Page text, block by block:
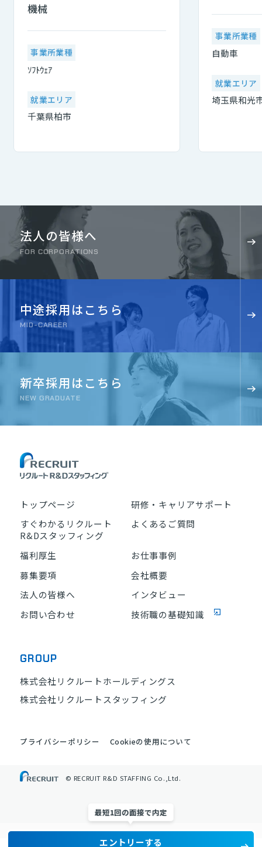
機械
事業所業種
ｿﾌﾄｳｪｱ
就業エリア
千葉県柏市
事業所業種
自動車
就業エリア
埼玉県和光
法人の皆様へ
FOR CORPORATIONS
中途採用はこちら
MID-CAREER
新卒採用はこちら
NEW GRADUATE
トップページ
研修・キャリアサポート
すぐわかるリクルート
R&Dスタッフィング
よくあるご質問
福利厚生
お仕事事例
募集要項
会社概要
法人の皆様へ
インタビュー
お問い合わせ
技術職の基礎知識
GROUP
株式会社リクルートホールディングス
株式会社リクルートスタッフィング
プライバシーポリシー Cookieの使用について
© RECRUIT R&D STAFFING Co.,Ltd.
エントリーする
最短1回の面接で内定